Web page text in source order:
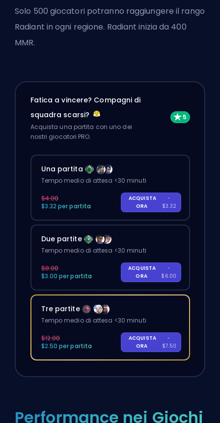
Solo 500 giocatori potranno raggiungere il rango
Radiant in ogni regione. Radiant inizia da 400
MMR.
Fatica a vincere? Compagni di
squadra scarsi?
Acquista una partita con uno dei
nostri giocatori PRO.
Una partita
Tempo medio di attesa <30 minuti
$4.00
$3.32 per partita
ACQUISTA
ORA
-
$3.32
Due partite
Tempo medio di attesa <30 minuti
$8.00
$3.00 per partita
ACQUISTA
ORA
-
$6.00
Tre partite
Tempo medio di attesa <30 minuti
$12.00
$2.50 per partita
ACQUISTA
ORA
-
$7.50
Performance nei Giochi